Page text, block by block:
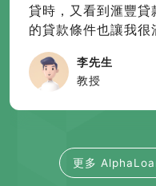
貸時，又看到滙豐貸
的貸款條件也讓我很
李先生
教授
更多